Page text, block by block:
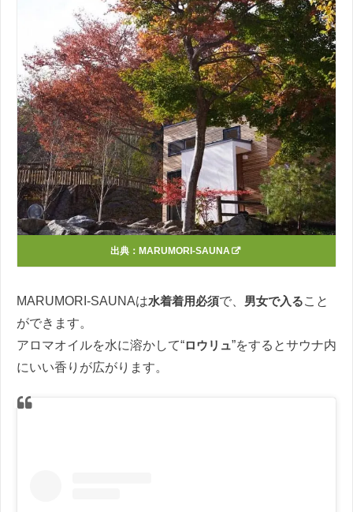
出典： MARUMORI-SAUNA
MARUMORI-SAUNAは水着着用必須で、 男女で入ること
ができます。
アロマオイルを水に溶かして“ロウリュ”をするとサウナ内
にいい香りが広がります。